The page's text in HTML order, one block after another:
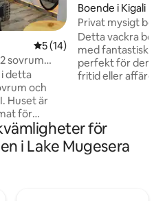
5 av 5 i genomsnittligt
5 (14)
sovrum
i detta
och
Huset är
för
och
utrustat
och säker
Boende i Kigali
Privat mysigt
utsikt
Detta vackra
med fantastisk
perfekt för dem
fritid eller affärer.
perfekt för
eller en
Kacyiru nära den
för
i Lake Mugesera